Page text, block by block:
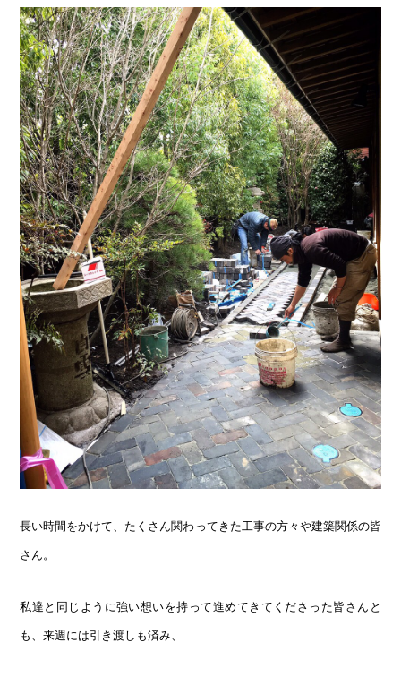
長い時間をかけて、たくさん関わってきた工事の方々や建築関係の皆
さん。
私達と同じように強い想いを持って進めてきてくださった皆さんと
も、来週には引き渡しも済み、